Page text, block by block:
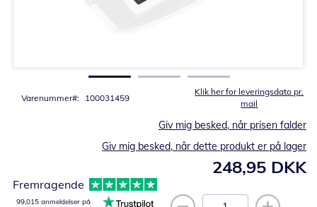
Klik her for leveringsdato pr.
mail
Varenummer 100031459
248,95 DKK
Giv mig besked, når prisen falder
Giv mig besked, når dette produkt er på lager
Fremragende
99,015 anmeldelser på